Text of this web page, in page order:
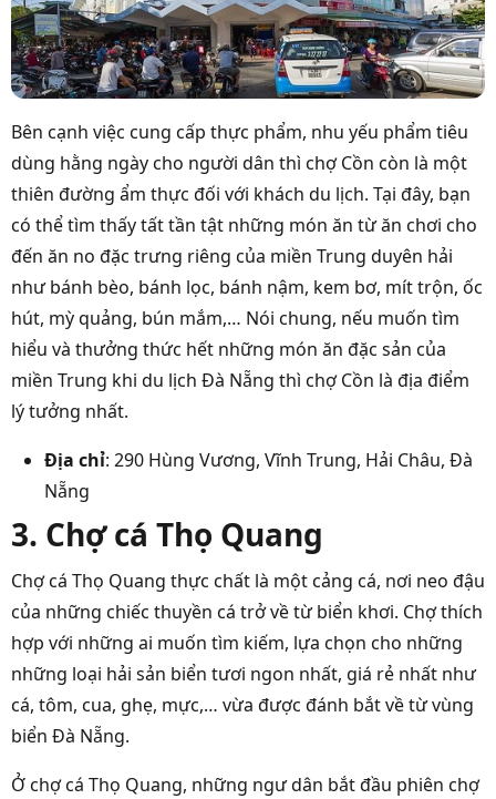
Bên cạnh việc cung cấp thực phẩm, nhu yếu phẩm tiêu
dùng hằng ngày cho người dân thì chợ Cồn còn là một
thiên đường ẩm thực đối với khách du lịch. Tại đây, bạn
có thể tìm thấy tất tần tật những món ăn từ ăn chơi cho
đến ăn no đặc trưng riêng của miền Trung duyên hải
như bánh bèo, bánh lọc, bánh nậm, kem bơ, mít trộn, ốc
hút, mỳ quảng, bún mắm,… Nói chung, nếu muốn tìm
hiểu và thưởng thức hết những món ăn đặc sản của
miền Trung khi du lịch Đà Nẵng thì chợ Cồn là địa điểm
lý tưởng nhất.
Địa chỉ: 290 Hùng Vương, Vĩnh Trung, Hải Châu, Đà
Nẵng
3. Chợ cá Thọ Quang
Chợ cá Thọ Quang thực chất là một cảng cá, nơi neo đậu
của những chiếc thuyền cá trở về từ biển khơi. Chợ thích
hợp với những ai muốn tìm kiếm, lựa chọn cho những
những loại hải sản biển tươi ngon nhất, giá rẻ nhất như
cá, tôm, cua, ghẹ, mực,… vừa được đánh bắt về từ vùng
biển Đà Nẵng.
Ở chợ cá Thọ Quang, những ngư dân bắt đầu phiên chợ